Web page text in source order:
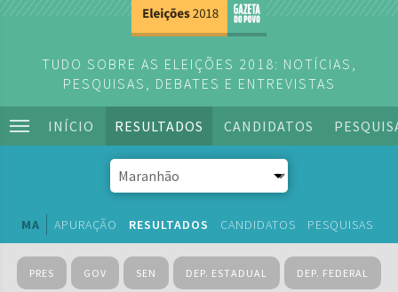
TUDO SOBRE AS ELEIÇÕES 2018: NOTÍCIAS,
PESQUISAS, DEBATES E ENTREVISTAS
INÍCIO RESULTADOS CANDIDATOS
MA APURAÇÃO RESULTADOS CANDIDATOS PESQUISAS
PRES GOV SEN DEP. ESTADUAL DEP. FEDERAL